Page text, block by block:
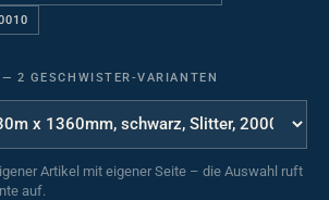
— 2 GESCHWISTER-VARIANTEN
Artikel mit eigener Seite – die Auswahl ruft
auf.